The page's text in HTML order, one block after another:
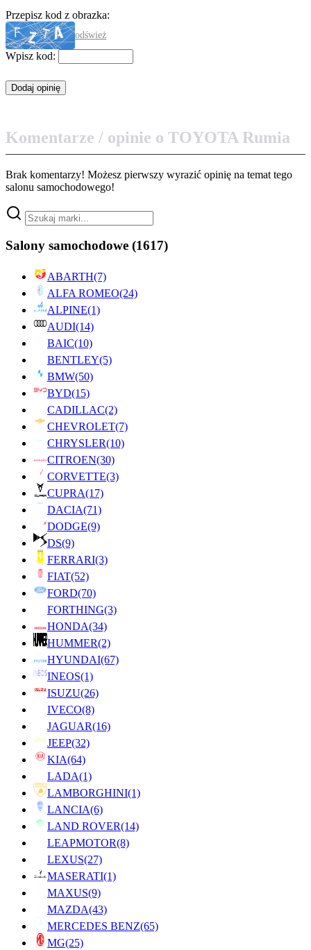
Przepisz kod z obrazka:
odśwież
Wpisz kod:
Komentarze / opinie o TOYOTA Rumia
Brak komentarzy! Możesz pierwszy wyrazić opinię na temat tego
salonu samochodowego!
Salony samochodowe (1617)
ABARTH(7)
ALFA ROMEO(24)
ALPINE(1)
AUDI(14)
BAIC(10)
BENTLEY(5)
BMW(50)
BYD(15)
CADILLAC(2)
CHEVROLET(7)
CHRYSLER(10)
CITROEN(30)
CORVETTE(3)
CUPRA(17)
DACIA(71)
DODGE(9)
DS(9)
FERRARI(3)
FIAT(52)
FORD(70)
FORTHING(3)
HONDA(34)
HUMMER(2)
HYUNDAI(67)
INEOS(1)
ISUZU(26)
IVECO(8)
JAGUAR(16)
JEEP(32)
KIA(64)
LADA(1)
LAMBORGHINI(1)
LANCIA(6)
LAND ROVER(14)
LEAPMOTOR(8)
LEXUS(27)
MASERATI(1)
MAXUS(9)
MAZDA(43)
MERCEDES BENZ(65)
MG(25)